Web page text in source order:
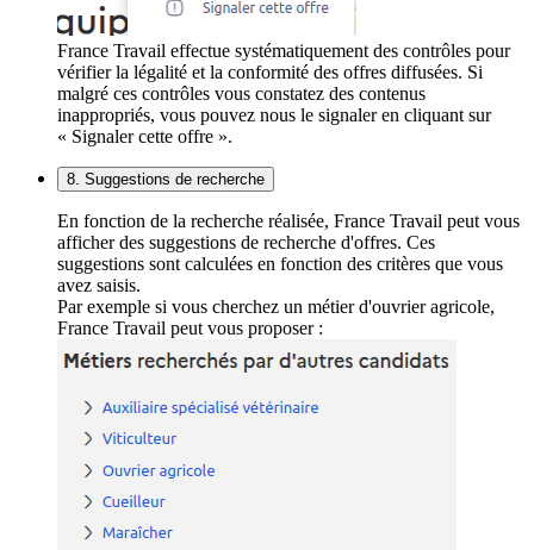
France Travail effectue systématiquement des contrôles pour
vérifier la légalité et la conformité des offres diffusées. Si
malgré ces contrôles vous constatez des contenus
inappropriés, vous pouvez nous le signaler en cliquant sur
« Signaler cette offre ».
8. Suggestions de recherche
En fonction de la recherche réalisée, France Travail peut vous
afficher des suggestions de recherche d'offres. Ces
suggestions sont calculées en fonction des critères que vous
avez saisis.
Par exemple si vous cherchez un métier d'ouvrier agricole,
France Travail peut vous proposer :